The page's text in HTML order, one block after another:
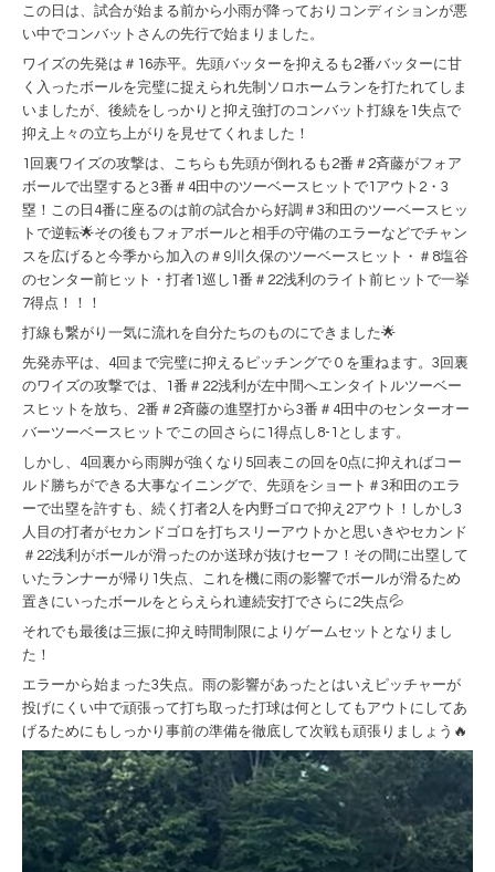
この日は、試合が始まる前から小雨が降っておりコンディションが悪
い中でコンバットさんの先行で始まりました。
ワイズの先発は＃16赤平。先頭バッターを抑えるも2番バッターに甘
く入ったボールを完璧に捉えられ先制ソロホームランを打たれてしま
いましたが、後続をしっかりと抑え強打のコンバット打線を1失点で
抑え上々の立ち上がりを見せてくれました！
1回裏ワイズの攻撃は、こちらも先頭が倒れるも2番＃2斉藤がフォア
ボールで出塁すると3番＃4田中のツーベースヒットで1アウト2・3
塁！この日4番に座るのは前の試合から好調＃3和田のツーベースヒッ
トで逆転🌟その後もフォアボールと相手の守備のエラーなどでチャン
スを広げると今季から加入の＃9川久保のツーベースヒット・＃8塩谷
のセンター前ヒット・打者1巡し1番＃22浅利のライト前ヒットで一挙
7得点！！！
打線も繋がり一気に流れを自分たちのものにできました🌟
先発赤平は、4回まで完璧に抑えるピッチングで０を重ねます。3回裏
のワイズの攻撃では、1番＃22浅利が左中間へエンタイトルツーベー
スヒットを放ち、2番＃2斉藤の進塁打から3番＃4田中のセンターオー
バーツーベースヒットでこの回さらに1得点し8-1とします。
しかし、4回裏から雨脚が強くなり5回表この回を0点に抑えればコー
ルド勝ちができる大事なイニングで、先頭をショート＃3和田のエラ
ーで出塁を許すも、続く打者2人を内野ゴロで抑え2アウト！しかし3
人目の打者がセカンドゴロを打ちスリーアウトかと思いきやセカンド
＃22浅利がボールが滑ったのか送球が抜けセーフ！その間に出塁して
いたランナーが帰り1失点、これを機に雨の影響でボールが滑るため
置きにいったボールをとらえられ連続安打でさらに2失点💦
それでも最後は三振に抑え時間制限によりゲームセットとなりまし
た！
エラーから始まった3失点。雨の影響があったとはいえピッチャーが
投げにくい中で頑張って打ち取った打球は何としてもアウトにしてあ
げるためにもしっかり事前の準備を徹底して次戦も頑張りましょう🔥